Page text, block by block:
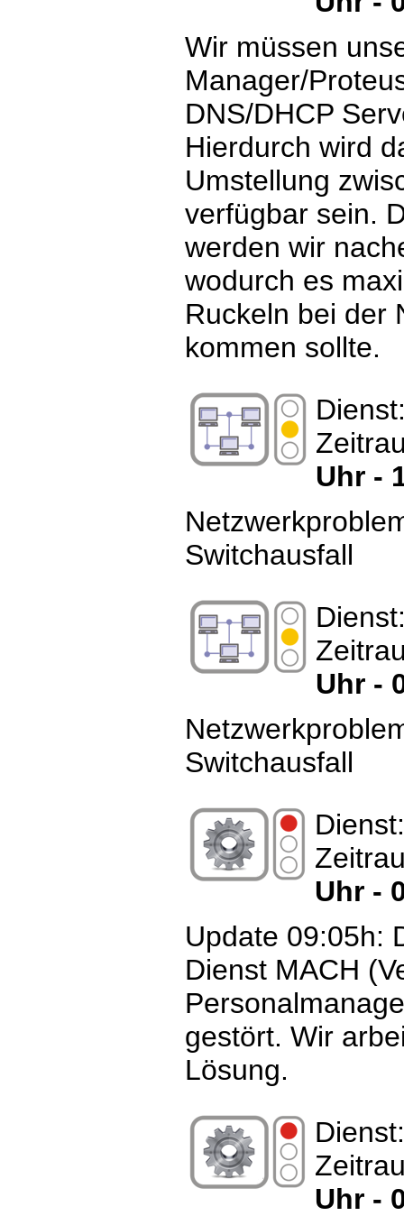
Wir müssen
Manager/
DNS/DHCP
Hierdurch wird
Umstellung
verfügbar sein.
werden wir
wodurch es
Ruckeln bei der
kommen sollte.
Uhr -
Switchausfall
Uhr -
Switchausfall
Uhr -
Update 09:05h:
Dienst MACH
gestört. Wir
Lösung.
Uhr -